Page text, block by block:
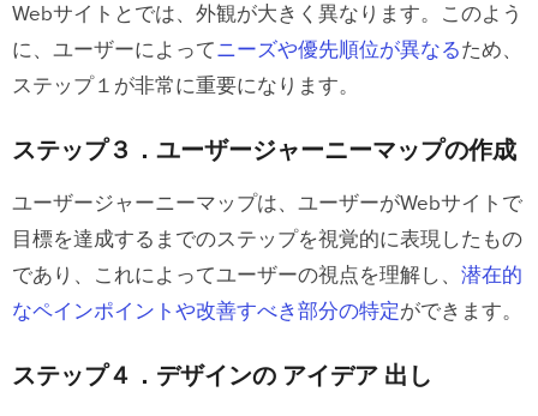
アイデア ５選
３．ストーリーを語る
４．ターゲットに語りかける
５．機能横断的なアプリサイト
Webサイトデザイン の アイデア を得
るためのリソース
Webサイトとでは、外観が大きく異なります。このよう
に、ユーザーによってニーズや優先順位が異なるため、
ステップ１が非常に重要になります。
ステップ３．ユーザージャーニーマップの作成
ユーザージャーニーマップは、ユーザーがWebサイトで
目標を達成するまでのステップを視覚的に表現したもの
であり、これによってユーザーの視点を理解し、 潜在的
なペインポイントや改善すべき部分の特定ができます。
ステップ４．デザインの アイデア 出し